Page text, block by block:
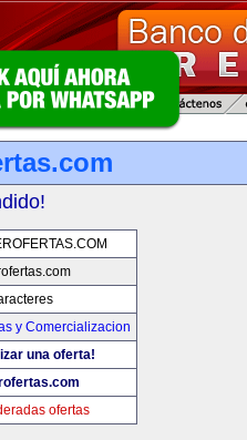
y Comercializacion
una oferta!
ofertas